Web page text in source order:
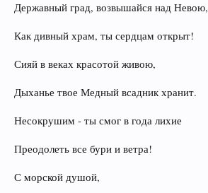
Державный град, возвышайся над Невою,
Как дивный храм, ты сердцам открыт!
Сияй в веках красотой живою,
Дыханье твое Медный всадник хранит.
Несокрушим - ты смог в года лихие
Преодолеть все бури и ветра!
С морской душой,